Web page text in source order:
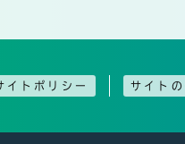
イトポリシー サイト